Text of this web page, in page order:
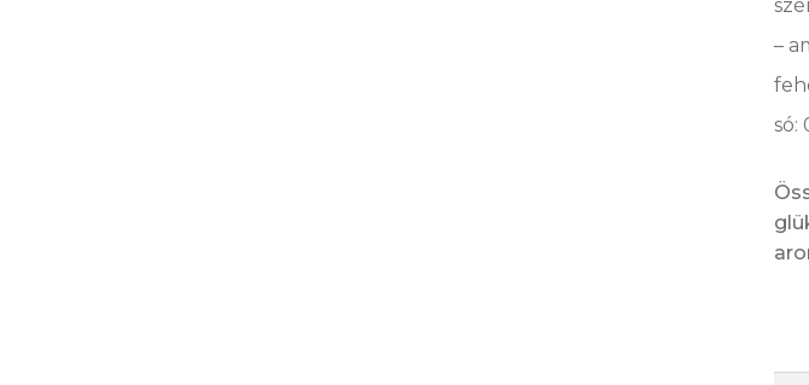
–
só: